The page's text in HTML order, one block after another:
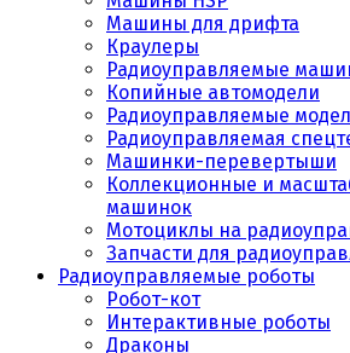
Машины для дрифта
Краулеры
Радиоуправляемые
Копийные автомодели
Радиоуправляемые
Радиоуправляемая
Машинки-перевертыши
Коллекционные и
машинок
Мотоциклы на
Запчасти для
Радиоуправляемые роботы
Робот-кот
Интерактивные роботы
Драконы